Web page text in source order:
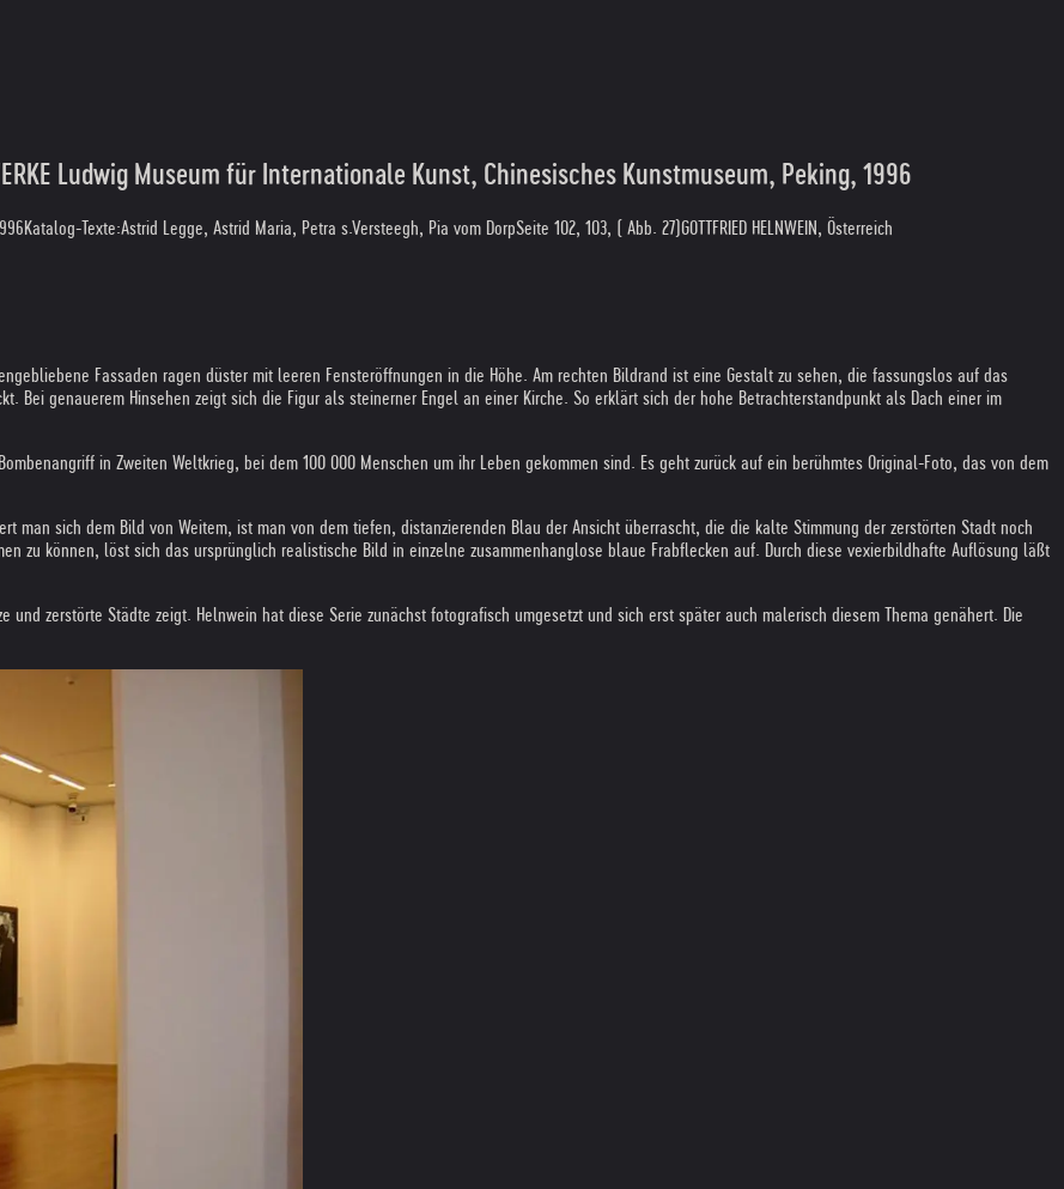
Ludwig Museum für Internationale Kunst, Chinesisches Kunstmuseum, Peking, 1996
Katalog-Texte:Astrid Legge, Astrid Maria, Petra s.Versteegh, Pia vom DorpSeite 102, 103, ( Abb. 27) GOTTFRIED HELNWEIN, Österreich
Fassaden ragen düster mit leeren Fensteröffnungen in die Höhe. Am rechten Bildrand ist eine Gestalt zu sehen, die fassungslos auf das
Bei genauerem Hinsehen zeigt sich die Figur als steinerner Engel an einer Kirche. So erklärt sich der hohe Betrachterstandpunkt als Dach einer im
in Zweiten Weltkrieg, bei dem 100 000 Menschen um ihr Leben gekommen sind. Es geht zurück auf ein berühmtes Original-Foto, das von dem
man sich dem Bild von Weitem, ist man von dem tiefen, distanzierenden Blau der Ansicht überrascht, die die kalte Stimmung der zerstörten Stadt noch
zu können, löst sich das ursprünglich realistische Bild in einzelne zusammenhanglose blaue Frabflecken auf. Durch diese vexierbildhafte Auflösung läßt
und zerstörte Städte zeigt. Helnwein hat diese Serie zunächst fotografisch umgesetzt und sich erst später auch malerisch diesem Thema genähert. Die